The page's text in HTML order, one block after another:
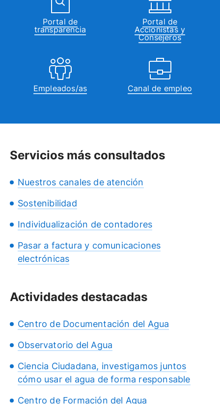
Portal de
transparencia
Portal de
Accionistas y
Consejeros
Empleados/as Canal de empleo
Servicios más consultados
Nuestros canales de atención
Sostenibilidad
Individualización de contadores
Pasar a factura y comunicaciones
electrónicas
Actividades destacadas
Centro de Documentación del Agua
Observatorio del Agua
Ciencia Ciudadana, investigamos juntos
cómo usar el agua de forma responsable
Centro de Formación del Agua